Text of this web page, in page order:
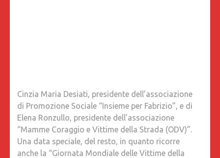
Cinzia Maria Desiati, presidente dell’associazione
di Promozione Sociale “Insieme per Fabrizio”, e di
Elena Ronzullo, presidente dell’associazione
“Mamme Coraggio e Vittime della Strada (ODV)”.
Una data speciale, del resto, in quanto ricorre
anche la “Giornata Mondiale delle Vittime della